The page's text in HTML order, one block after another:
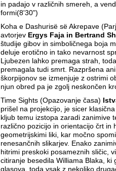
in padajo v različnih smereh, a
formi(8'30")
Koha e Dashurisë së Akrepave
avtorjev Ergys Faja in Bertrand
študije gibov in simboličnega boja
deluje erotično in tako nevarnost
Ljubezen lahko premaga strah,
premagala tudi smrt. Razpršena
škorpijonov se izmenjuje z ostrimi
njun obred pa je zgolj neskončen
Time Sights (Opazovanje časa)
prišel na projekcijo, je sicer
kljub temu izstopa zaradi zanimive
različno pozicijo in orientacijo črt in
geometrijskimi liki, kar močno
renesančnih slikarjev. Enako
hitrimi preskoki posameznih sličic,
citiranje besedila Williama Blaka, ki
glasova, toda vsak z nekoliko